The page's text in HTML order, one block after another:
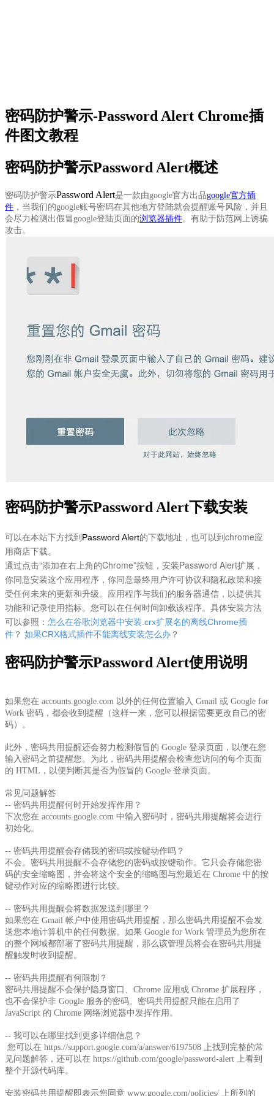
密码防护警示-Password Alert Chrome插
件图文教程
密码防护警示Password Alert概述
密码防护警示Password Alert是一款由google官方出品google官方插
件 ，当我们的google账号密码在其他地方登陆就会提醒账号风险，并且
会尽力检测出假冒google登陆页面的浏览器插件。有助于防范网上诱骗
攻击。
密码防护警示Password Alert下载安装
可以在本站下方找到Password Alert的下载地址，也可以到chrome应
用商店下载。
通过点击“添加在右上角的Chrome”按钮，安装Password Alert扩展，
你同意安装这个应用程序，你同意最终用户许可协议和隐私政策和接
受任何未来的更新和升级。应用程序与我们的服务器通信，以提供其
功能和记录使用指标。您可以在任何时间卸载该程序。具体安装方法
可以参照： 怎么在谷歌浏览器中安装.crx扩展名的离线Chrome插
件 ？ 如果CRX格式插件不能离线安装怎么办 ？
密码防护警示Password Alert使用说明
如果您在 accounts.google.com 以外的任何位置输入 Gmail 或 Google for
Work 密码，都会收到提醒（这样一来，您可以根据需要更改自己的密
码）。
此外，密码共用提醒还会努力检测假冒的 Google 登录页面，以便在您
输入密码之前提醒您。为此，密码共用提醒会检查您访问的每个页面
的 HTML，以便判断其是否为假冒的 Google 登录页面。
常见问题解答
-- 密码共用提醒何时开始发挥作用？
下次您在 accounts.google.com 中输入密码时，密码共用提醒将会进行
初始化。
-- 密码共用提醒会存储我的密码或按键动作吗？
不会。密码共用提醒不会存储您的密码或按键动作。它只会存储您密
码的安全缩略图，并会将这个安全的缩略图与您最近在 Chrome 中的按
键动作对应的缩略图进行比较。
-- 密码共用提醒会将数据发送到哪里？
如果您在 Gmail 帐户中使用密码共用提醒，那么密码共用提醒不会发
送您本地计算机中的任何数据。如果 Google for Work 管理员为您所在
的整个网域都部署了密码共用提醒，那么该管理员将会在密码共用提
醒触发时收到提醒。
-- 密码共用提醒有何限制？
密码共用提醒不会保护隐身窗口、Chrome 应用或 Chrome 扩展程序，
也不会保护非 Google 服务的密码。密码共用提醒只能在启用了
JavaScript 的 Chrome 网络浏览器中发挥作用。
-- 我可以在哪里找到更多详细信息？
您可以在 https://support.google.com/a/answer/6197508 上找到完整的常
见问题解答，还可以在 https://github.com/google/password-alert 上看到
整个开源代码库。
安装密码共用提醒即表示您同意 www.google.com/policies/ 上所列的